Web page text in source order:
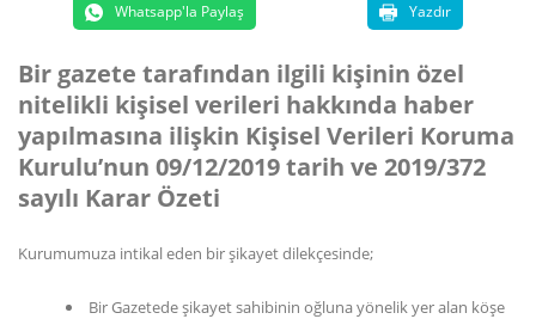
Whatsapp'la Paylaş Yazdır
Bir gazete tarafından ilgili kişinin özel
nitelikli kişisel verileri hakkında haber
yapılmasına ilişkin Kişisel Verileri Koruma
Kurulu’nun 09/12/2019 tarih ve 2019/372
sayılı Karar Özeti
Kurumumuza intikal eden bir şikayet dilekçesinde;
Bir Gazetede şikayet sahibinin oğluna yönelik yer alan köşe